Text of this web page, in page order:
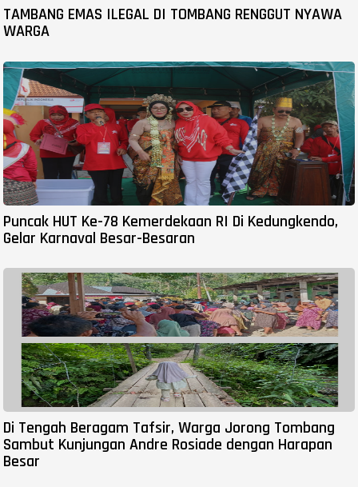
TAMBANG EMAS ILEGAL DI TOMBANG RENGGUT NYAWA
WARGA
Puncak HUT Ke-78 Kemerdekaan RI Di Kedungkendo,
Gelar Karnaval Besar-Besaran
Di Tengah Beragam Tafsir, Warga Jorong Tombang
Sambut Kunjungan Andre Rosiade dengan Harapan
Besar